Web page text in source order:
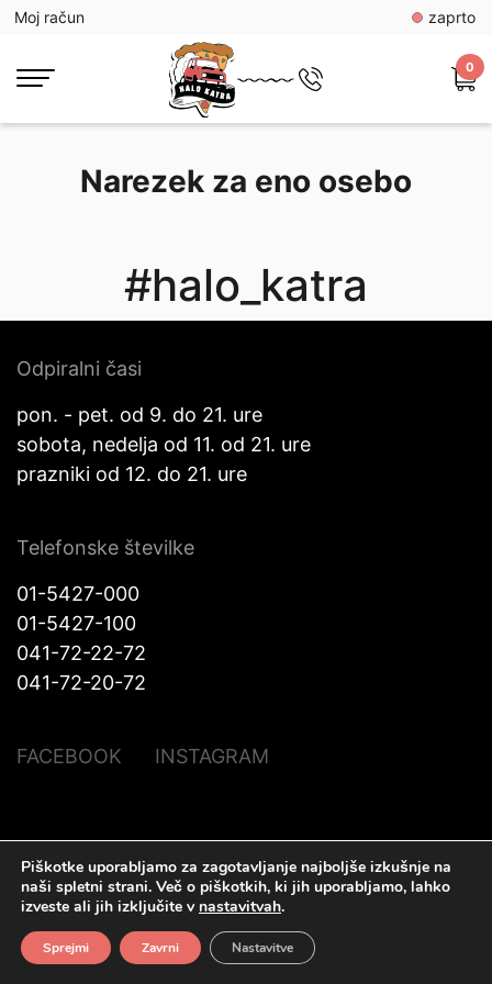
Moj račun zaprto
0
Narezek za eno osebo
#halo_katra
Odpiralni časi
pon. - pet. od 9. do 21. ure
sobota, nedelja od 11. od 21. ure
prazniki od 12. do 21. ure
Telefonske številke
01-5427-000
01-5427-100
041-72-22-72
041-72-20-72
FACEBOOK INSTAGRAM
Izdelava spletnih straniPlenum IT d.o.o.
Piškotke uporabljamo za zagotavljanje najboljše izkušnje na
naši spletni strani. Več o piškotkih, ki jih uporabljamo, lahko
izveste ali jih izključite v nastavitvah.
Sprejmi Zavrni Nastavitve